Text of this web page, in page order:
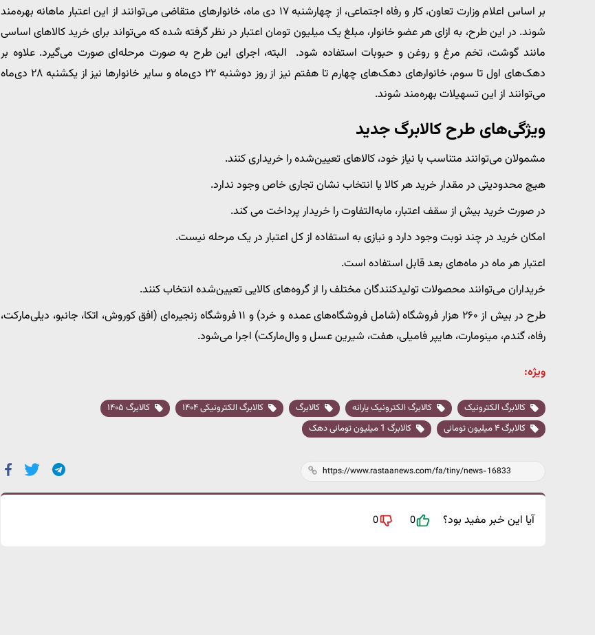
بر اساس اعلام وزارت تعاون، کار و رفاه اجتماعی، از چهارشنبه ۱۷ دی ماه، خانوار‌های متقاضی می‌توانند از این اعتبار ماهانه بهره‌مند
شوند. در این طرح، به ازای هر عضو خانوار، مبلغ یک میلیون تومان اعتبار در نظر گرفته شده که می‌تواند برای خرید کالا‌های اساسی
مانند گوشت، تخم مرغ و روغن و حبوبات استفاده شود. البته، اجرای این طرح به صورت مرحله‌ای صورت می‌گیرد. علاوه بر
دهک‌های اول تا سوم، خانوار‌های دهک‌های چهارم تا هفتم نیز از روز دوشنبه ۲۲ دی‌ماه و سایر خانوار‌ها نیز از یکشنبه ۲۸ دی‌ماه
می‌توانند از این تسهیلات بهره‌مند شوند.
ویژگی‌های طرح کالابرگ جدید
مشمولان می‌توانند متناسب با نیاز خود، کالاهای تعیین‌شده را خریداری کنند.
هیچ محدودیتی در مقدار خرید هر کالا یا انتخاب نشان تجاری خاص وجود ندارد.
در صورت خرید بیش از سقف اعتبار، مابه‌التفاوت را خریدار پرداخت می‌ کند.
امکان خرید در چند نوبت وجود دارد و نیازی به استفاده از کل اعتبار در یک مرحله نیست.
اعتبار هر ماه در ماه‌های بعد قابل استفاده است.
خریداران می‌توانند محصولات تولیدکنندگان مختلف را از گروه‌های کالایی تعیین‌شده انتخاب کنند.
طرح در بیش از ۲۶۰ هزار فروشگاه (شامل فروشگاه‌های عمده و خرد) و ۱۱ فروشگاه زنجیره‌ای (افق کوروش، اتکا، جانبو، دیلی‌مارکت،
رفاه، گندم، مینومارت، هایپر فامیلی، هفت، شیرین عسل و وال‌مارکت) اجرا می‌شود.
ویژه:
کالابرگ الکترونیک کالابرگ الکترونیک یارانه کالابرگ کالابرگ الکترونیکی ۱۴۰۴
کالابرگ ۱۴۰۵
کالابرگ ۴ میلیون تومانی
کالابرگ 1 میلیون تومانی دهک
آیا این خبر مفید بود؟ 0
0